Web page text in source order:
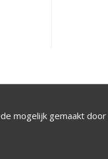
mogelijk gemaakt door